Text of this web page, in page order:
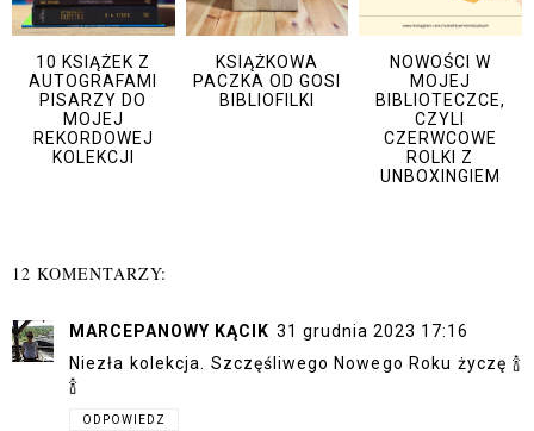
10 KSIĄŻEK Z
AUTOGRAFAMI
PISARZY DO
MOJEJ
REKORDOWEJ
KOLEKCJI
KSIĄŻKOWA
PACZKA OD GOSI
BIBLIOFILKI
NOWOŚCI W
MOJEJ
BIBLIOTECZCE,
CZYLI
CZERWCOWE
ROLKI Z
UNBOXINGIEM
12 KOMENTARZY:
MARCEPANOWY KĄCIK 31 grudnia 2023 17:16
Niezła kolekcja. Szczęśliwego Nowego Roku życzę 🍾
🍾
ODPOWIEDZ